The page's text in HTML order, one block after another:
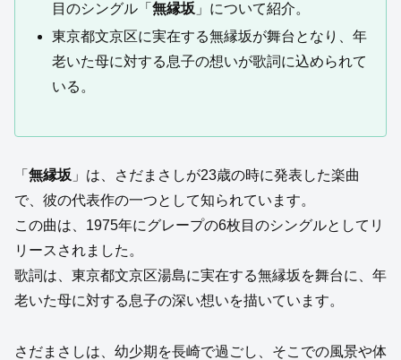
目のシングル「無縁坂 」について紹介。
東京都文京区に実在する無縁坂が舞台となり、年
老いた母に対する息子の想いが歌詞に込められて
いる。
「 無縁坂 」は、さだまさしが23歳の時に発表した楽曲
で、彼の代表作の一つとして知られています。
この曲は、1975年にグレープの6枚目のシングルとしてリ
リースされました。
歌詞は、東京都文京区湯島に実在する無縁坂を舞台に、年
老いた母に対する息子の深い想いを描いています。
さだまさしは、幼少期を長崎で過ごし、そこでの風景や体